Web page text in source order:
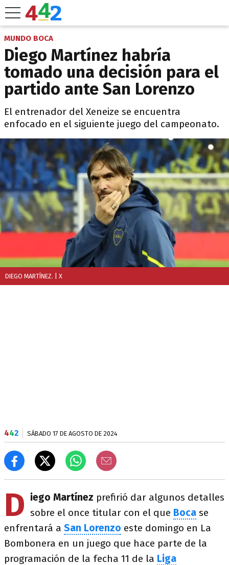
MUNDO BOCA
Diego Martínez habría
tomado una decisión para el
partido ante San Lorenzo
El entrenador del Xeneize se encuentra
enfocado en el siguiente juego del campeonato.
DIEGO MARTÍNEZ. | X
442 SÁBADO 17 DE AGOSTO DE 2024
D iego Martínez prefirió dar algunos detalles
sobre el once titular con el que Boca se
enfrentará a San Lorenzo este domingo en La
Bombonera en un juego que hace parte de la
programación de la fecha 11 de la Liga